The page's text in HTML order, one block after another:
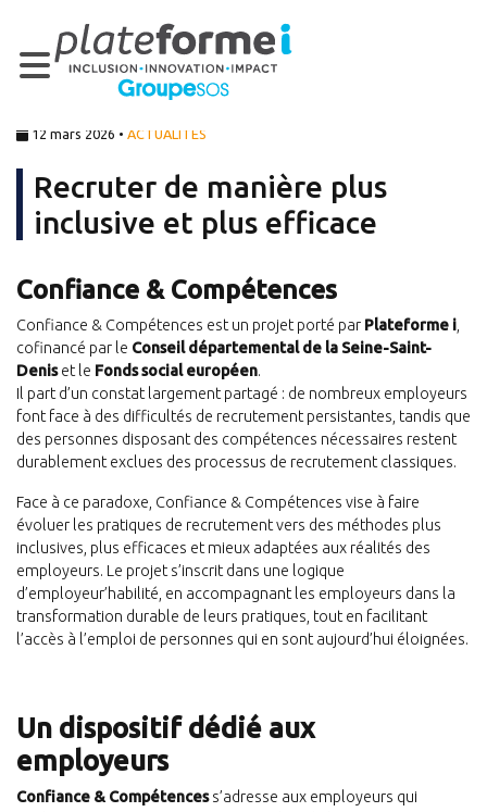
12 mars 2026 • ACTUALITÉS
Recruter de manière plus
inclusive et plus efficace
Confiance & Compétences
Confiance & Compétences est un projet porté par Plateforme i
cofinancé par le Conseil départemental de la Seine-Saint-
Deniset le Fonds social européen.
Il part d’un constat largement partagé : de nombreux employeurs
font face à des difficultés de recrutement persistantes, tandis que
des personnes disposant des compétences nécessaires restent
durablement exclues des processus de recrutement classiques.
Face à ce paradoxe, Confiance & Compétences vise à faire
évoluer les pratiques de recrutement vers des méthodes plus
inclusives, plus efficaces et mieux adaptées aux réalités des
employeurs. Le projet s’inscrit dans une logique
d’employeur’habilité, en accompagnant les employeurs dans la
transformation durable de leurs pratiques, tout en facilitant
l’accès à l’emploi de personnes qui en sont aujourd’hui éloignées.
Un dispositif dédié aux
employeurs
Confiance & Compétencess’adresse aux employeurs qui